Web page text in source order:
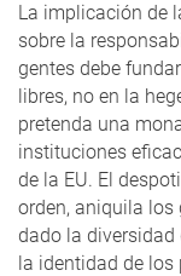
La implicación de
sobre la
gentes debe
libres, no en la
pretenda una
instituciones
de la EU. El
orden, aniquila los
dado la
la identidad de los